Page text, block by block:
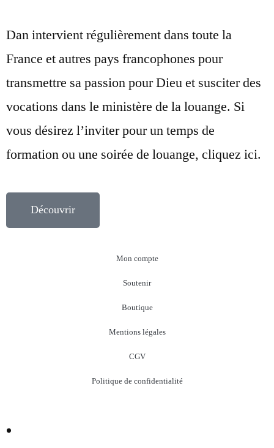
Dan intervient régulièrement dans toute la
France et autres pays francophones pour
transmettre sa passion pour Dieu et susciter des
vocations dans le ministère de la louange. Si
vous désirez l’inviter pour un temps de
formation ou une soirée de louange, cliquez ici.
Découvrir
Mon compte
Soutenir
Boutique
Mentions légales
CGV
Politique de confidentialité